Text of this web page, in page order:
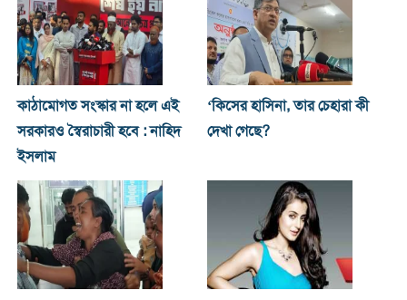
কাঠামোগত সংস্কার না হলে এই
সরকারও স্বৈরাচারী হবে : নাহিদ
ইসলাম
‘কিসের হাসিনা, তার চেহারা কী
দেখা গেছে?